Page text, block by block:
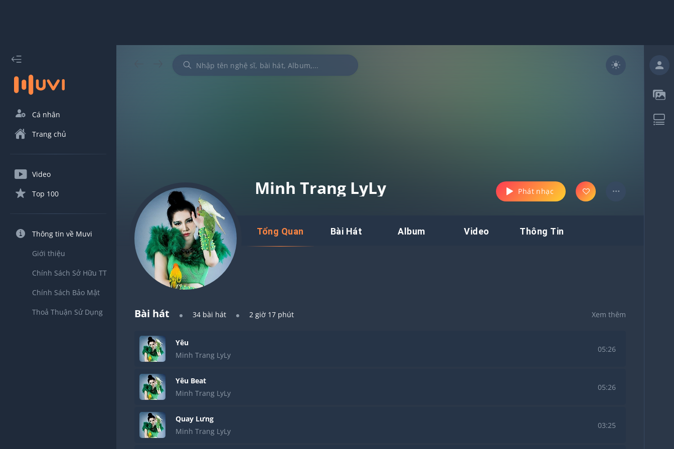
Cá nhân
Trang chủ
Video
Top 100
Thông tin về Muvi
Giới thiệu
Chính Sách Sở Hữu TT
Chính Sách Bảo Mật
Thoả Thuận Sử Dụng
Minh Trang LyLy Phát nhạc
Tổng Quan Bài Hát Album Video Thông Tin
Bài hát 34 bài hát 2 giờ 17 phút Xem thêm
Yêu
Minh Trang LyLy
05:26
Yêu Beat
Minh Trang LyLy
05:26
Quay Lưng
Minh Trang LyLy
03:25